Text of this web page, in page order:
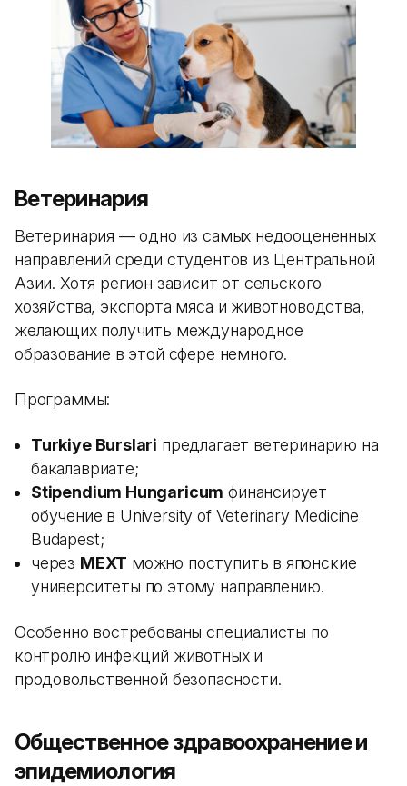
Ветеринария
Ветеринария — одно из самых недооцененных
направлений среди студентов из Центральной
Азии. Хотя регион зависит от сельского
хозяйства, экспорта мяса и животноводства,
желающих получить международное
образование в этой сфере немного.
Программы:
Turkiye Burslari предлагает ветеринарию на
бакалавриате;
Stipendium Hungaricum финансирует
обучение в University of Veterinary Medicine
Budapest;
через MEXT можно поступить в японские
университеты по этому направлению.
Особенно востребованы специалисты по
контролю инфекций животных и
продовольственной безопасности.
Общественное здравоохранение и
эпидемиология